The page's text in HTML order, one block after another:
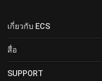
เกี่ยวกับ ECS
สื่อ
SUPPORT